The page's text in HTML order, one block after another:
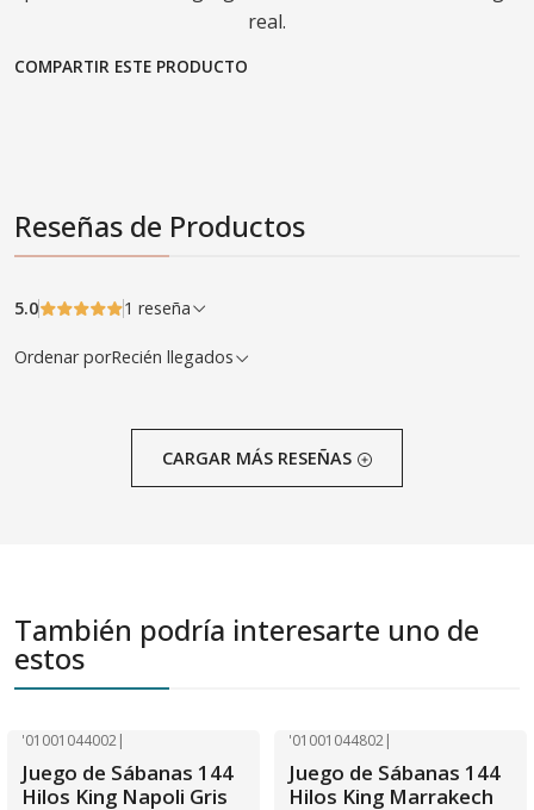
real.
COMPARTIR ESTE PRODUCTO
Reseñas de Productos
5.0 1 reseña
Ordenar porRecién llegados
CARGAR MÁS RESEÑAS
También podría interesarte uno de
estos
'01001044002|
Juego de Sábanas 144
Hilos King Napoli Gris
'01001044802|
Juego de Sábanas 144
Hilos King Marrakech